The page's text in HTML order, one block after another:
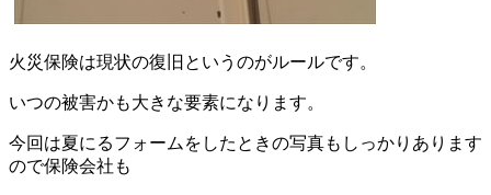
火災保険は現状の復旧というのがルールです。
いつの被害かも大きな要素になります。
今回は夏にるフォームをしたときの写真もしっかりあります
ので保険会社も